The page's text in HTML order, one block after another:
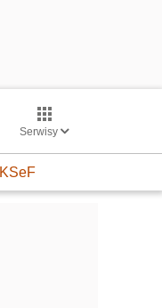
Serwisy
KSeF